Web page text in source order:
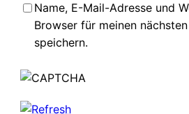
Name, E-Mail-Adresse und
Browser für meinen
speichern.